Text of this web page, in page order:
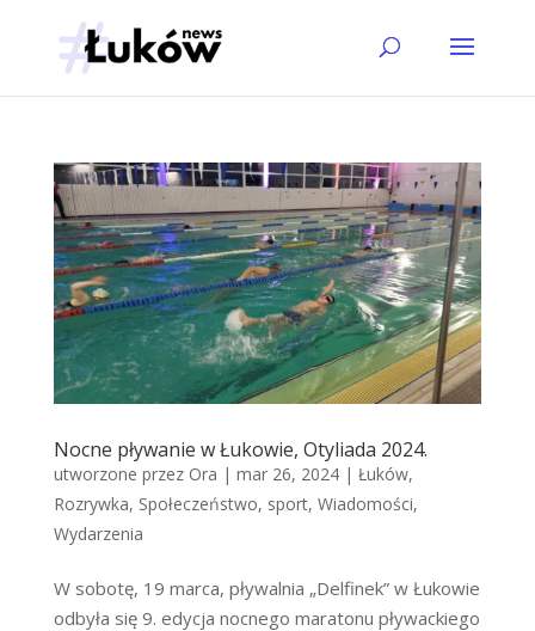
Nocne pływanie w Łukowie, Otyliada 2024.
utworzone przez Ora | mar 26, 2024| Łuków,
Rozrywka, Społeczeństwo, sport, Wiadomości,
Wydarzenia
W sobotę, 19 marca, pływalnia „Delfinek” w Łukowie
odbyła się 9. edycja nocnego maratonu pływackiego